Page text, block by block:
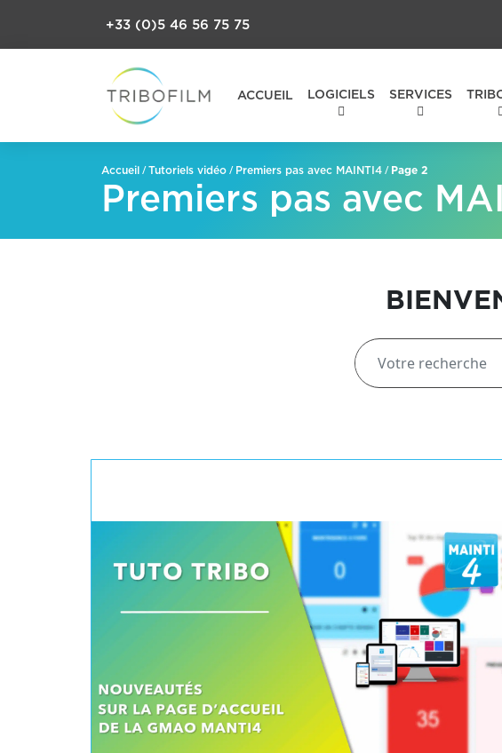
+33 (0)5 46 56 75 75
ACCUEIL LOGICIELS SERVICES
Accueil /Tutoriels vidéo / Premiers pas avec MAINTI4 / Page 2
Premiers pas avec